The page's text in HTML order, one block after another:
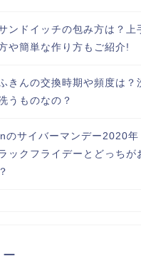
ンドイッチの包み方は？上
や簡単な作り方もご紹介!
きんの交換時期や頻度は？
うものなの？
のサイバーマンデー2020年
ックフライデーとどっちが